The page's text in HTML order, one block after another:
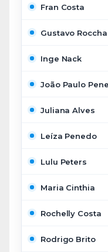
Fran Costa
Gustavo Roccha
Inge Nack
João Paulo
Juliana Alves
Leíza Penedo
Lulu Peters
Maria Cinthia
Rochelly Costa
Rodrigo Brito